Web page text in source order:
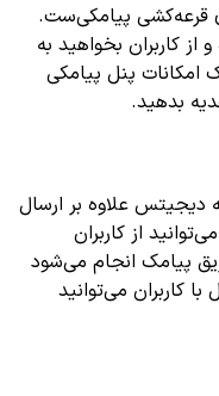
قرعه‌کشی پیامکی‌ست.
از کاربران بخواهید به
پنل پیامکی
بدهید.
دیجیتس علاوه بر ارسال
از کاربران
پیامک انجام می‌شود
کاربران می‌توانید